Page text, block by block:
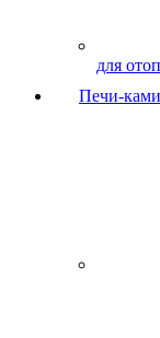
для
Печи-